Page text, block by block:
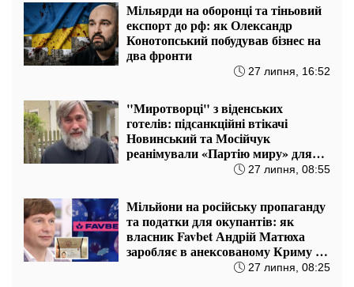
Мільярди на оборонці та тіньовий
експорт до рф: як Олександр
Конотопський побудував бізнес на
два фронти
27 липня, 16:52
"Миротворці" з віденських
готелів: підсанкційні втікачі
Новинський та Мосійчук
реанімували «Партію миру» для
штурму майбутніх виборів27 липня, 08:55
Мільйони на російську пропаганду
та податки для окупантів: як
власник Favbet Андрій Матюха
заробляє в анексованому Криму та
27 липня, 08:25